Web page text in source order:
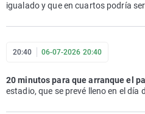
igualado y que en cuartos podría
20:40 06-07-2026 20:40
20 minutos para que arranque el
estadio, que se prevé lleno en el día